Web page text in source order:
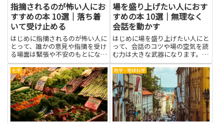
指摘されるのが怖い人にお
すすめの本 10選｜落ち着
いて受け止める
はじめに指摘されるのが怖い人に
とって、誰かの意見や指摘を受け
る場面は緊張や不安のもとになり
やすいです。しかし、適切な本を
手に取ることで、感情のコントロ
ールや受け止め方の工夫を学べま
す。落ち着いて受け止めるための
ヒントや実践的な考え方は、日
常...
場を盛り上げたい人におす
すめの本 10選｜無理なく
会話を動かす
はじめに場を盛り上げたい人にと
って、会話のコツや場の空気を読
む力は大きな武器になります。本
を通して学べば、理論や具体例を
落ち着いて身につけられ、実際の
場で自然に話題をつなげる技術が
育ちます。笑いを誘うタイミング
や相手の反応を引き出す質問、
沈...
化学 地学・地球科学